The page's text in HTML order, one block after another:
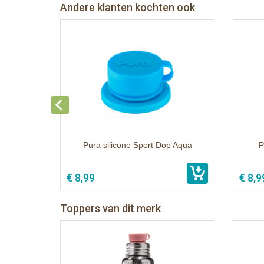
Andere klanten kochten ook
Pura silicone Sport Dop Aqua
€ 8,99 €
Toppers van dit merk